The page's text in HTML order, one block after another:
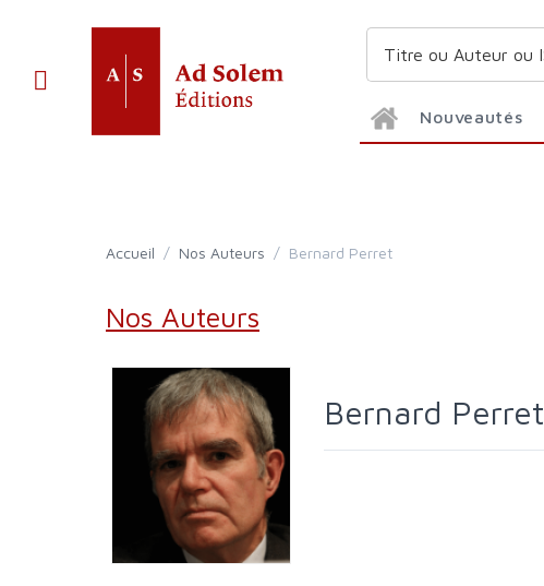
Nouveautés
Accueil / Nos Auteurs / Bernard Perret
Nos Auteurs
Bernard Perret